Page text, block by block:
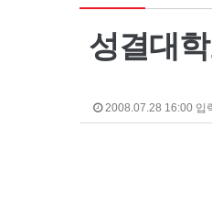
성결대
2008.07.28 16:00 입